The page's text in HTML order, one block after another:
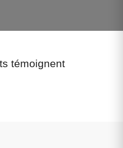
témoignent